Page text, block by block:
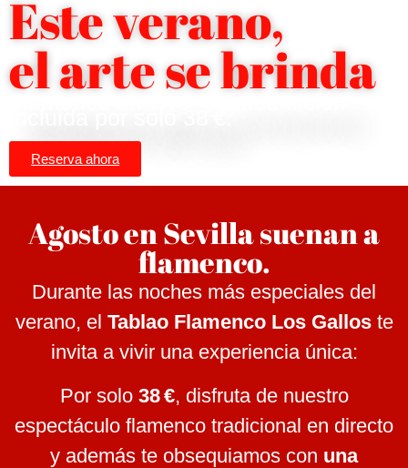
Este verano,
el arte se brinda
Reserva ahora
Agosto en Sevilla suenan a
flamenco.
Durante las noches más especiales del
verano, el Tablao Flamenco Los Galloste
invita a vivir una experiencia única:
Por solo 38 €, disfruta de nuestro
espectáculo flamenco tradicional en directo
y además te obsequiamos con una